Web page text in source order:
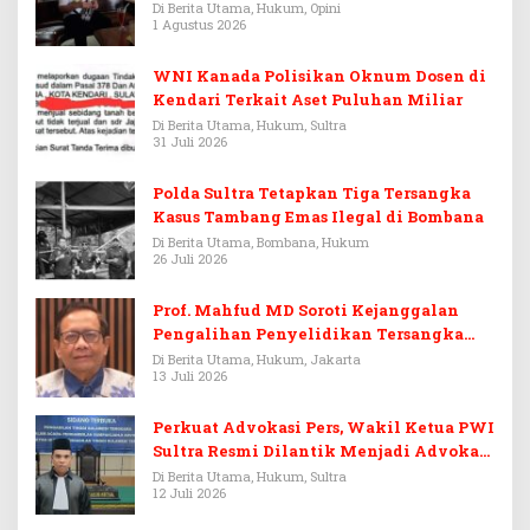
Warisan Menjadi Arena Pemerasan
Di Berita Utama, Hukum, Opini
1 Agustus 2026
WNI Kanada Polisikan Oknum Dosen di
Kendari Terkait Aset Puluhan Miliar
Di Berita Utama, Hukum, Sultra
31 Juli 2026
Polda Sultra Tetapkan Tiga Tersangka
Kasus Tambang Emas Ilegal di Bombana
Di Berita Utama, Bombana, Hukum
26 Juli 2026
Prof. Mahfud MD Soroti Kejanggalan
Pengalihan Penyelidikan Tersangka
Febrie Adriansyah
Di Berita Utama, Hukum, Jakarta
13 Juli 2026
Perkuat Advokasi Pers, Wakil Ketua PWI
Sultra Resmi Dilantik Menjadi Advokat
PERADI
Di Berita Utama, Hukum, Sultra
12 Juli 2026